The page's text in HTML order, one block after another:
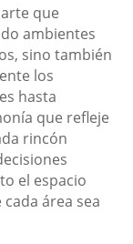
que
ambientes
sino también
los
hasta
que refleje
rincón
el espacio
área sea